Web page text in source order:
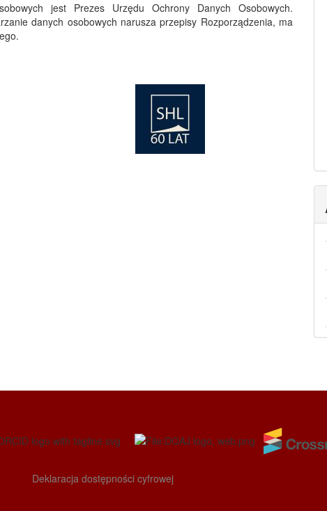
jest Prezes Urzędu Ochrony Danych Osobowych.
danych osobowych narusza przepisy Rozporządzenia, ma
Deklaracja dostępności cyfrowej